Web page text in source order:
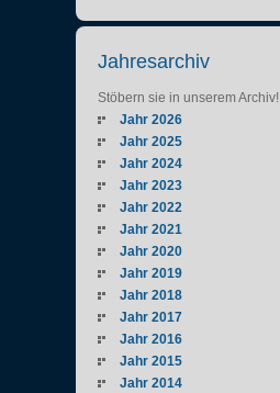
Jahresarchiv
Stöbern sie in unserem Archiv!
Jahr 2026
Jahr 2025
Jahr 2024
Jahr 2023
Jahr 2022
Jahr 2021
Jahr 2020
Jahr 2019
Jahr 2018
Jahr 2017
Jahr 2016
Jahr 2015
Jahr 2014